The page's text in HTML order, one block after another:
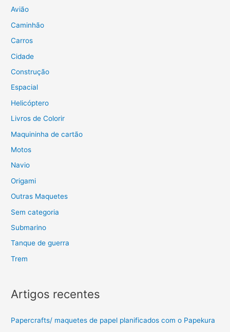
a
r
:
Avião
Caminhão
Carros
Cidade
Construção
Espacial
Helicóptero
Livros de Colorir
Maquininha de cartão
Motos
Navio
Origami
Outras Maquetes
Sem categoria
Submarino
Tanque de guerra
Trem
Artigos recentes
Papercrafts/ maquetes de papel planificados com o Papekura